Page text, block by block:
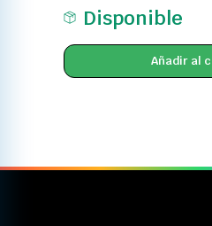
Disponible
Añadir al